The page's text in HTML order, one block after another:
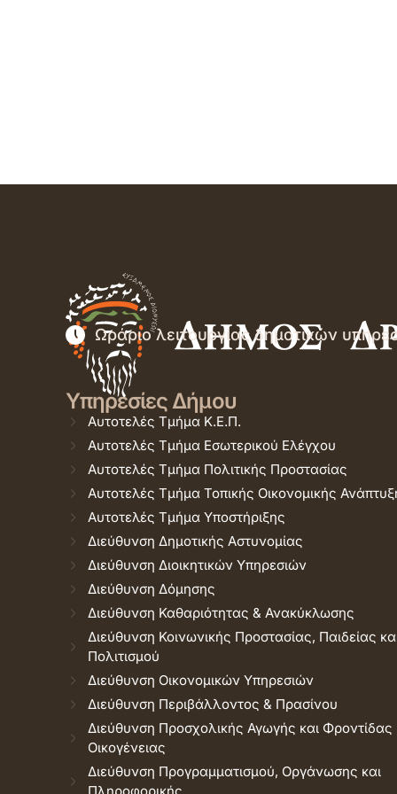
Ωράριο λειτουργίας δημοτικών
Υπηρεσίες Δήμου
Αυτοτελές Τμήμα Κ.Ε.Π.
Αυτοτελές Τμήμα Εσωτερικού Ελέγχου
Αυτοτελές Τμήμα Πολιτικής Προστασίας
Αυτοτελές Τμήμα Τοπικής Οικονομικής
Αυτοτελές Τμήμα Υποστήριξης
Διεύθυνση Δημοτικής Αστυνομίας
Διεύθυνση Διοικητικών Υπηρεσιών
Διεύθυνση Δόμησης
Διεύθυνση Καθαριότητας & Ανακύκλωσης
Διεύθυνση Κοινωνικής Προστασίας, Παιδείας
Πολιτισμού
Διεύθυνση Οικονομικών Υπηρεσιών
Διεύθυνση Περιβάλλοντος & Πρασίνου
Διεύθυνση Προσχολικής Αγωγής και Φροντίδας
Οικογένειας
Διεύθυνση Προγραμματισμού, Οργάνωσης και